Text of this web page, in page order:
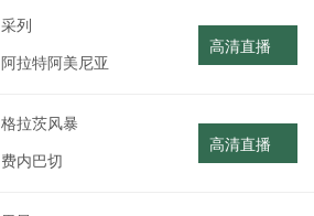
采列
阿拉特阿美尼亚
高清直播
格拉茨风暴
费内巴切
高清直播